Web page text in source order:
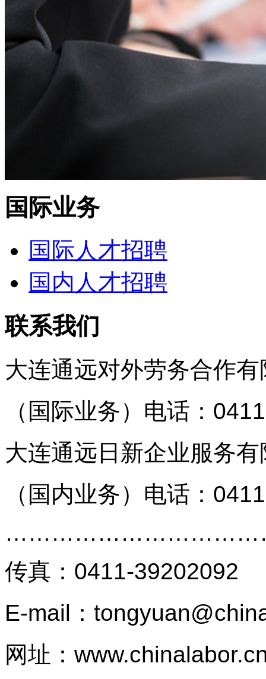
国际业务
国际人才招聘
国内人才招聘
联系我们
大连通远对外劳务合作有
（国际业务） 电话：
大连通远日新企业服务有
（国内业务） 电话：
传真 ： 0411-39202092
E-mail：
网址：